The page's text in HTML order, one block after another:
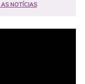
NOTÍCIAS